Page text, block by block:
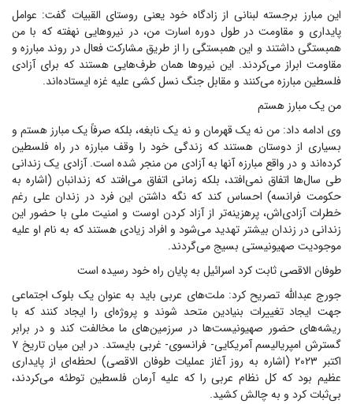
این مبارز برجسته لبنانی از زادگاه خود یعنی روستای القبیات گفت: عوامل
پایداری و مقاومت در طول دوره اسارت من، در نیروهایی نهفته که با من
همبستگی داشتند و این همبستگی را از طریق مشارکت فعال در روند مبارزه و
مقاومت ابراز می‌کردند. این نیروها همان طرف‌هایی هستند که برای آزادی
فلسطین مبارزه می‌کنند و مقابل جنگ نسل کشی علیه غزه ایستاده‌اند.
من یک مبارز هستم
وی ادامه داد: من نه یک قهرمان و نه یک نابغه، بلکه صرفاً یک مبارز هستم و
بسیاری از دوستان هستند که زندگی خود را وقف مبارزه در راه فلسطین
کرده‌اند و در واقع مبارزه آنها به آزادی من منجر شده است. آزادی یک زندانی
طی سال‌ها اتفاق نمی‌افتد، بلکه زمانی اتفاق می‌افتد که زندانبان (اشاره به
حکومت فرانسه) احساس کند که نگه داشتن این فرد در زندان علی رغم
خطرات آزادی‌اش، پرهزینه‌تر از آزاد کردن اوست و امنیت ملی با حضور این
زندانی در زندان بیشتر تهدید می‌شود و افراد زیادی هستند که به نام او علیه
موجودیت صهیونیستی بسیج می‌گردند.
طوفان الاقصی ثابت کرد اسرائیل به پایان راه خود رسیده است
جورج عبدالله تصریح کرد: ملت‌های عربی باید به عنوان یک بلوک اجتماعی
جهت ایجاد تغییرات بنیادین متحد شوند و پروژه‌ای را ایجاد کنند که با
ریشه‌های حضور صهیونیست‌ها در سرزمین‌های ما مخالفت کند و در برابر
گسترش امپریالیسم آمریکایی- فرانسوی- غربی بایستد. در این میان تاریخ ۷
اکتبر ۲۰۲۳ (اشاره به روز آغاز عملیات طوفان الاقصی) لحظه‌ای از پایداری
عظیم بود که کل نظام عربی را که علیه آرمان فلسطین توطئه می‌کردند،
بی‌ثبات کرد و به چالش کشید.